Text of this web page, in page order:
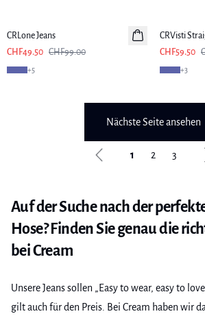
CRLone Jeans
CHF49.50 CHF99.00
+5
CRVisti
CHF59.50
+3
Nächste Seite ansehen
1 2 3
Auf der Suche nach der
Hose? Finden Sie genau die
bei Cream
Unsere Jeans sollen „Easy to wear, easy to
gilt auch für den Preis. Bei Cream haben wir